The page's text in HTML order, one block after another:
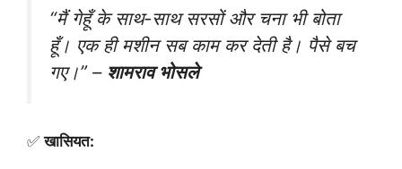
“मैं गेहूँ के साथ-साथ सरसों और चना भी बोता
हूँ। एक ही मशीन सब काम कर देती है। पैसे बच
गए।”– शामराव भोसले
✅खासियत: